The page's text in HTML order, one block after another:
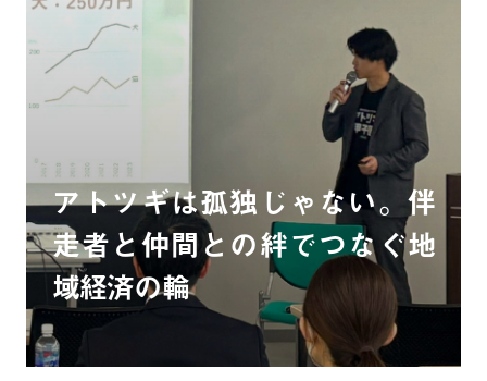
アトツギは孤独じゃない。伴
走者と仲間との絆でつなぐ地
域経済の輪